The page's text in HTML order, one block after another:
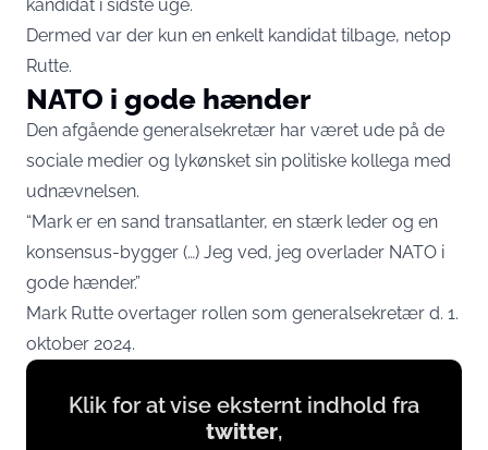
kandidat i sidste uge.
Dermed var der kun en enkelt kandidat tilbage, netop
Rutte.
NATO i gode hænder
Den afgående generalsekretær har været ude på de
sociale medier og lykønsket sin politiske kollega med
udnævnelsen.
“Mark er en sand transatlanter, en stærk leder og en
konsensus-bygger (…) Jeg ved, jeg overlader NATO i
gode hænder.”
Mark Rutte overtager rollen som generalsekretær d. 1.
oktober 2024.
Display
contentKlik for at vise eksternt indhold fra
twitter,